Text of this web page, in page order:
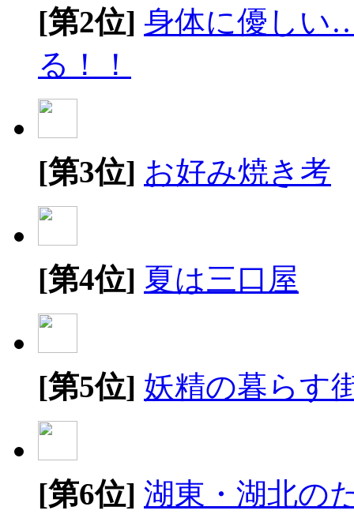
[第2位] 身体に優しい
る！！
[第3位] お好み焼き考
[第4位] 夏は三口屋
[第5位] 妖精の暮らす
[第6位] 湖東・湖北の